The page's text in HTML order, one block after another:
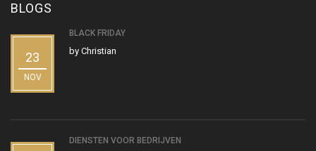
BLOGS
23
NOV
BLACK FRIDAY
by Christian
DIENSTEN VOOR BEDRIJVEN